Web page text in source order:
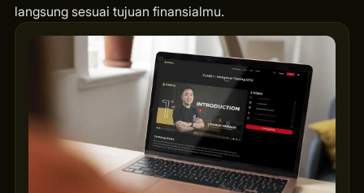
langsung sesuai tujuan finansialmu.